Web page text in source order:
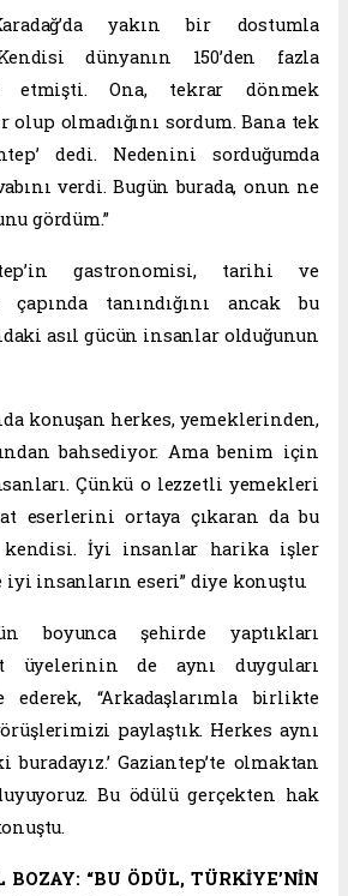
yakın bir dostumla
dünyanın 150’den fazla
etmişti. Ona, tekrar dönmek
olup olmadığını sordum. Bana tek
dedi. Nedenini sorduğumda
verdi. Bugün burada, onun ne
gördüm.”
gastronomisi, tarihi ve
çapında tanındığını ancak bu
asıl gücün insanlar olduğunun
konuşan herkes, yemeklerinden,
bahsediyor. Ama benim için
Çünkü o lezzetli yemekleri
eserlerini ortaya çıkaran da bu
kendisi. İyi insanlar harika işler
iyi insanların eseri” diye konuştu.
boyunca şehirde yaptıkları
üyelerinin de aynı duyguları
ederek, “Arkadaşlarımla birlikte
paylaştık. Herkes aynı
Gaziantep’te olmaktan
Bu ödülü gerçekten hak
“BU ÖDÜL, TÜRKİYE’NİN